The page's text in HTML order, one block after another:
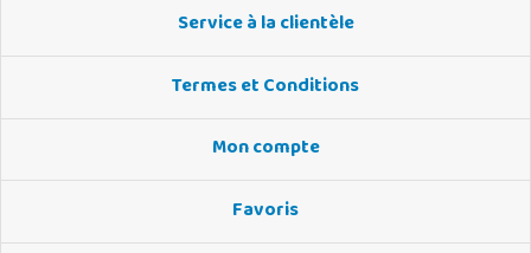
Service à la clientèle
Termes et Conditions
Mon compte
Favoris